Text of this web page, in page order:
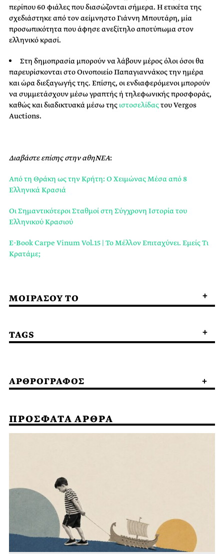
περίπου 60 φιάλες που διασώζονται σήμερα. Η ετικέτα της
σχεδιάστηκε από τον αείμνηστο Γιάννη Μπουτάρη, μία
προσωπικότητα που άφησε ανεξίτηλο αποτύπωμα στον
ελληνικό κρασί.
Στη δημοπρασία μπορούν να λάβουν μέρος όλοι όσοι θα
παρευρίσκονται στο Οινοποιείο Παπαγιαννάκος την ημέρα
και ώρα διεξαγωγής της. Επίσης, οι ενδιαφερόμενοι μπορούν
να συμμετάσχουν μέσω γραπτής ή τηλεφωνικής προσφοράς,
καθώς και διαδικτυακά μέσω της ιστοσελίδαςτου Vergos
Auctions.
Διαβάστε επίσης στην αθηΝΕΑ:
Από τη Θράκη ως την Κρήτη: Ο Χειμώνας Μέσα από 8
Ελληνικά Κρασιά
Οι Σημαντικότεροι Σταθμοί στη Σύγχρονη Ιστορία του
Ελληνικού Κρασιού
E-Book Carpe Vinum Vol.15 | Το Μέλλον Επιταχύνει. Εμείς Τι
Κρατάμε;
ΜΟΙΡΑΣΟΥ ΤΟ
TAGS
ΑΡΘΡΟΓΡΑΦΟΣ
ΠΡΟΣΦΑΤΑ ΑΡΘΡΑ